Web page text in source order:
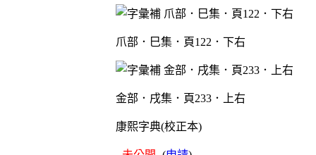
爪部．巳集．頁122．下右
金部．戌集．頁233．上右
康熙字典(校正本)